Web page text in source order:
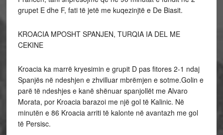
grupet E dhe F, fati të jetë me kuqezinjtë e De Biasit.
KROACIA MPOSHT SPANJEN, TURQIA IA DEL ME
CEKINE
Kroacia ka marrë kryesimin e grupit D pas fitores 2-1 ndaj
Spanjës në ndeshjen e zhvilluar mbrëmjen e sotme.Golin e
parë të ndeshjes e kanë shënuar spanjollët me Alvaro
Morata, por Kroacia barazoi me një gol të Kalinic. Në
minutën e 86 Kroacia arriti të kalonte në avantazh me gol
të Persisc.